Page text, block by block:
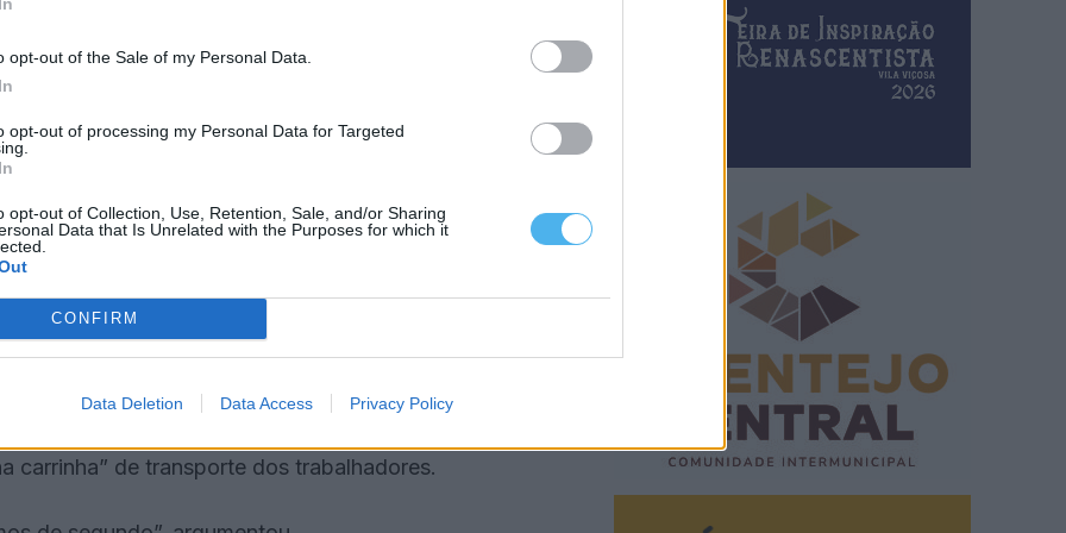
opt-out of the Sale of my Personal Data.
opt-out of processing my Personal Data for Targeted
opt-out of Collection, Use, Retention, Sale, and/or Sharing
Data that Is Unrelated with the Purposes for which it
CONFIRM
Data Deletion Data Access Privacy Policy
vira-se e tenta ir para a sua esquerda, para a
“para o separador central e é quando se dá o
circulava na faixa da esquerda da autoestrada e
triangular, o que justificou com as regras
é esta a formação usada e são as
na autoestrada, Marco Pontes respondeu que
carrinha” de transporte dos trabalhadores.